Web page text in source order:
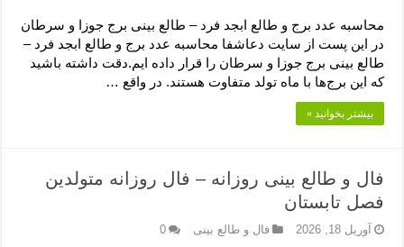
محاسبه عدد برج و طالع ابجد فرد – طالع بینی برج جوزا و سرطان
در این پست از سایت دعاشفا محاسبه عدد برج و طالع ابجد فرد –
طالع بینی برج جوزا و سرطان را قرار داده ایم.دقت داشته باشید
که این برج‌ها با ماه تولد متفاوت هستند. در واقع …
بیشتر بخوانید »
فال و طالع بینی روزانه – فال روزانه متولدین
فصل تابستان
آوریل 18, 2026 فال و طالع بینی 0